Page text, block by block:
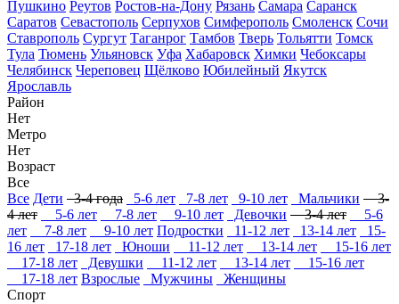
Пушкино Реутов Ростов-на-Дону Рязань Самара Саранск
Саратов Севастополь Серпухов Симферополь Смоленск Сочи
Ставрополь Сургут Таганрог Тамбов Тверь Тольятти Томск
Тула Тюмень Ульяновск Уфа Хабаровск Химки Чебоксары
Челябинск Череповец Щёлково Юбилейный Якутск
Ярославль
Район
Нет
Метро
Нет
Возраст
Все
Все Дети 3-4 года 5-6 лет 7-8 лет 9-10 лет Мальчики 3-
4 лет
5-6 лет 7-8 лет 9-10 лет Девочки 3-4 лет
5-6
лет
7-8 лет 9-10 лет Подростки 11-12 лет 13-14 лет
15-
16 лет
17-18 лет Юноши 11-12 лет 13-14 лет
15-16 лет
17-18 лет
Девушки 11-12 лет 13-14 лет
15-16 лет
17-18 лет Взрослые Мужчины
Женщины
Спорт